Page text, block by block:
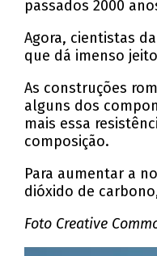
passados 2000
Agora, cientistas
que dá imenso
As construções
alguns dos
mais essa
composição.
Para aumentar a
dióxido de
Foto Creative